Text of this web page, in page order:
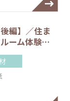
編】／住ま
ーム体験…